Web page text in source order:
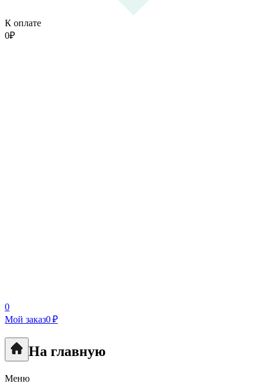
К оплате
0₽
0
Мой заказ0 ₽
На главную
Меню